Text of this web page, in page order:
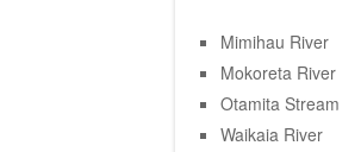
Mimihau River
Mokoreta River
Otamita Stream
Waikaia River